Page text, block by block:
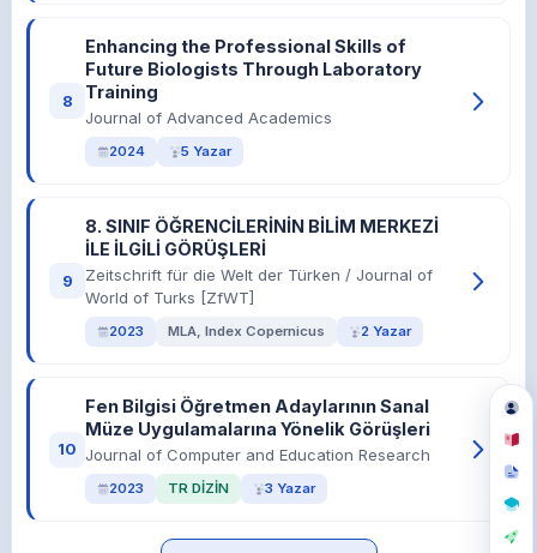
8
Enhancing the Professional Skills of
Future Biologists Through Laboratory
Training
Journal of Advanced Academics
2024 5 Yazar
9
8. SINIF ÖĞRENCİLERİNİN BİLİM MERKEZİ
İLE İLGİLİ GÖRÜŞLERİ
Zeitschrift für die Welt der Türken / Journal of
World of Turks [ZfWT]
2023 MLA, Index Copernicus 2 Yazar
10
Fen Bilgisi Öğretmen Adaylarının Sanal
Müze Uygulamalarına Yönelik Görüşleri
Journal of Computer and Education Research
2023 TR DİZİN 3 Yazar